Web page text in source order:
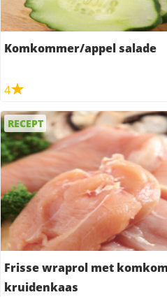
Komkommer/appel salade
4
RECEPT
Frisse wraprol met
kruidenkaas